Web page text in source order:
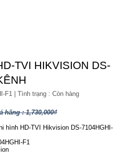
TVI HIKVISION DS-
F1 | Tình trạng : Còn hàng
hãng : 1,730,000₫
hình HD-TVI Hikvision DS-7104HGHI-
F1